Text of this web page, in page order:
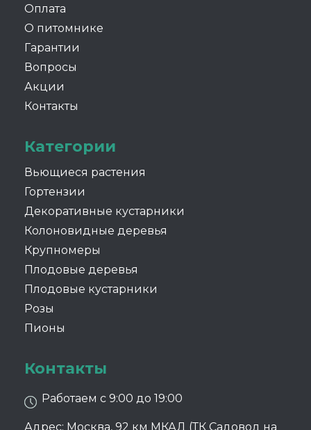
Оплата
О питомнике
Гарантии
Вопросы
Акции
Контакты
Категории
Вьющиеся растения
Гортензии
Декоративные кустарники
Колоновидные деревья
Крупномеры
Плодовые деревья
Плодовые кустарники
Розы
Пионы
Контакты
Работаем с 9:00 до 19:00
Адрес: Москва, 92 км МКАД (ТК Садовод на